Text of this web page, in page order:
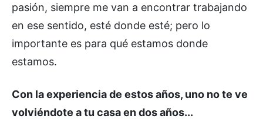
pasión, siempre me van a encontrar trabajando
en ese sentido, esté donde esté; pero lo
importante es para qué estamos donde
estamos.
Con la experiencia de estos años, uno no te ve
volviéndote a tu casa en dos años...